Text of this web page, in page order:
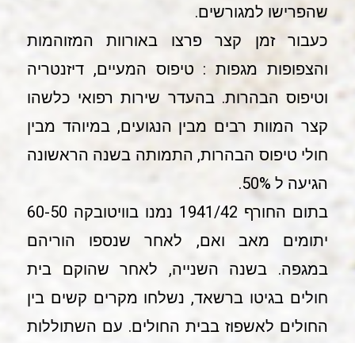
שהפרישו למגורשים.
כעבור זמן קצר פרצו באורוות המזוהמות
והצפופות מגפות : טיפוס המעיים, דיזנטריה
וטיפוס הבהרות. בהעדר שירות רפואי כלשהו
קצר המוות רבים מבין הנגועים, במיוהד מבין
חולי טיפוס הבהרות, התמותה בשנה הראשונה
הגיעה ל 50%.
בתום החורף 1941/42 נמנו בוויטובקה 60-50
יתומים מאב ואם, לאחר שנספו הוריהם
במגפה. בשנה השנייה, לאחר שהוקם בית
חולים בגיטו ברשאד, נשלחו מקרים קשים בין
החולים לאשפוז בבית החולים. עם השתוללות